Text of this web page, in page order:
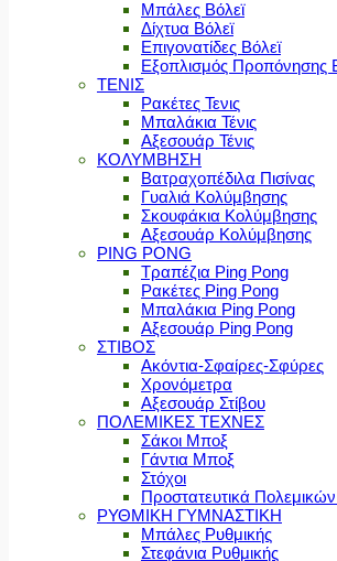
Μπάλες Βόλεϊ
Δίχτυα Βόλεϊ
Επιγονατίδες Βόλεϊ
Εξοπλισμός Προπόνησης
ΤΕΝΙΣ
Ρακέτες Τενις
Μπαλάκια Τένις
Αξεσουάρ Τένις
ΚΟΛΥΜΒΗΣΗ
Βατραχοπέδιλα Πισίνας
Γυαλιά Κολύμβησης
Σκουφάκια Κολύμβησης
Αξεσουάρ Κολύμβησης
PING PONG
Τραπέζια Ping Pong
Ρακέτες Ping Pong
Μπαλάκια Ping Pong
Αξεσουάρ Ping Pong
ΣΤΙΒΟΣ
Ακόντια-Σφαίρες-Σφύρες
Χρονόμετρα
Αξεσουάρ Στίβου
ΠΟΛΕΜΙΚΕΣ ΤΕΧΝΕΣ
Σάκοι Μποξ
Γάντια Μποξ
Στόχοι
Προστατευτικά
ΡΥΘΜΙΚΗ ΓΥΜΝΑΣΤΙΚΗ
Μπάλες Ρυθμικής
Στεφάνια Ρυθμικής